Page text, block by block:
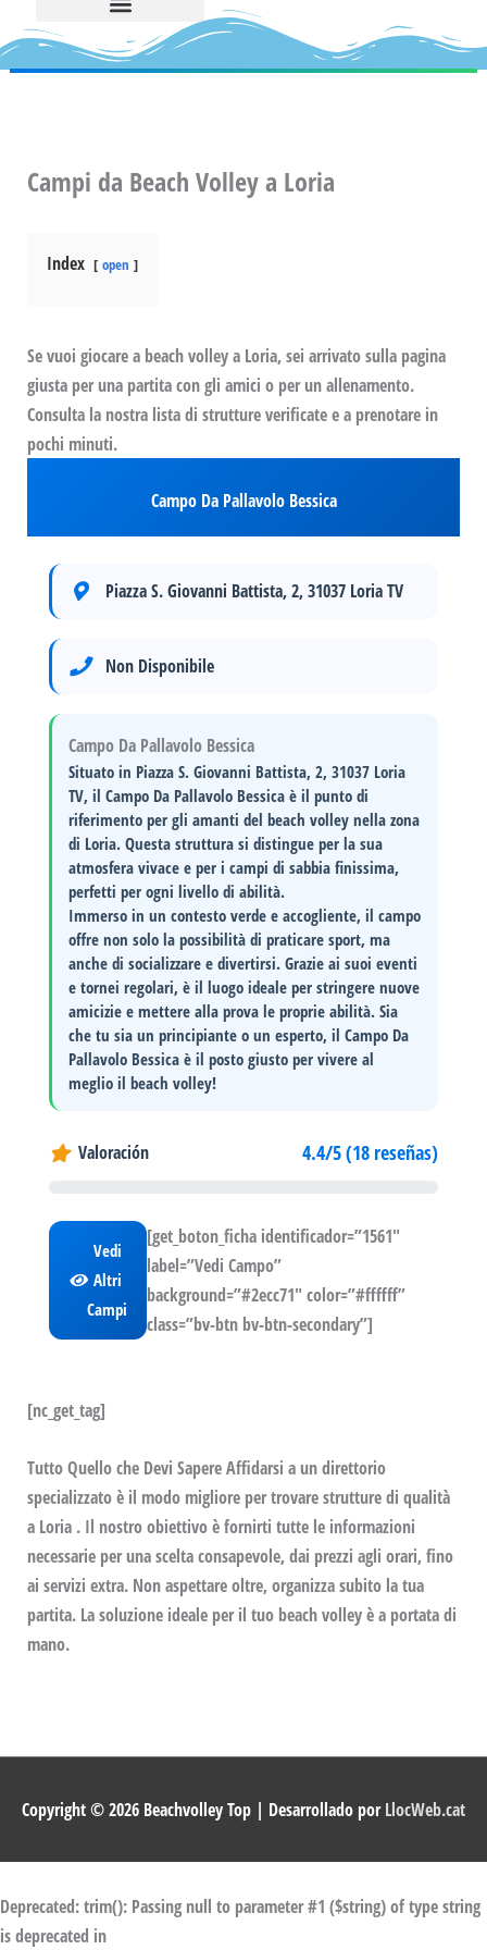
Campi da Beach Volley a Loria
Index open
Se vuoi giocare a beach volley a Loria, sei arrivato sulla pagina
giusta per una partita con gli amici o per un allenamento.
Consulta la nostra lista di strutture verificate e a prenotare in
pochi minuti.
Campo Da Pallavolo Bessica
Piazza S. Giovanni Battista, 2, 31037 Loria TV
Non Disponibile
Campo Da Pallavolo Bessica
Situato in Piazza S. Giovanni Battista, 2, 31037 Loria
TV, ilCampo Da Pallavolo Bessica è il punto di
riferimento per gli amanti del beach volley nella zona
di Loria. Questa struttura si distingue per la sua
atmosfera vivace e per i campi di sabbia finissima,
perfetti per ogni livello di abilità.
Immerso in un contesto verde e accogliente, il campo
offre non solo la possibilità di praticare sport, ma
anche di socializzare e divertirsi. Grazie ai suoieventi
e tornei regolari, è il luogo ideale per stringere nuove
amicizie e mettere alla prova le proprie abilità. Sia
che tu sia un principiante o un esperto, il Campo Da
Pallavolo Bessica è il posto giusto per vivere al
meglio il beach volley!
Valoración 4.4/5 (18 reseñas)
Vedi
Altri
Campi
[get_boton_ficha identificador=”1561″
label=”Vedi Campo”
background=”#2ecc71″ color=”#ffffff”
class=”bv-btn bv-btn-secondary”]
[nc_get_tag]
Tutto Quello che Devi Sapere Affidarsi a un direttorio
specializzato è il modo migliore per trovare strutture di qualità
a Loria . Il nostro obiettivo è fornirti tutte le informazioni
necessarie per una scelta consapevole, dai prezzi agli orari, fino
ai servizi extra. Non aspettare oltre, organizza subito la tua
partita. La soluzione ideale per il tuo beach volley è a portata di
mano.
Copyright © 2026 Beachvolley Top | Desarrollado porLlocWeb.cat
Deprecated: trim(): Passing null to parameter #1 ($string) of type string
is deprecated in